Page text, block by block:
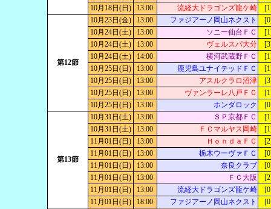
10月18日(日)
13:00 流経大ドラゴンズ龍ケ崎
第12節
10月23日(金) 13:00 ファジアーノ岡山ネクスト
10月24日(土)
13:00 ソニー仙台ＦＣ
10月24日(土)
13:00 ヴェルスパ大分
10月24日(土)
14:00 横河武蔵野ＦＣ
10月25日(日)
13:00 鹿児島ユナイテッドＦＣ
10月25日(日)
13:00 アスルクラロ沼津
10月25日(日)
13:00 ヴァンラーレ八戸ＦＣ
10月25日(日)
13:00 ホンダロック
第13節
10月31日(土) 13:00 ＳＰ京都ＦＣ
10月31日(土)
13:00 ＦＣマルヤス岡崎
11月01日(日)
13:00 ＨｏｎｄａＦＣ
11月01日(日)
13:00 栃木ウーヴァＦＣ
11月01日(日)
13:00 奈良クラブ
11月01日(日)
13:00 ＦＣ大阪
11月01日(日)
13:00 流経大ドラゴンズ龍ケ崎
11月01日(日)
18:00 ファジアーノ岡山ネクスト